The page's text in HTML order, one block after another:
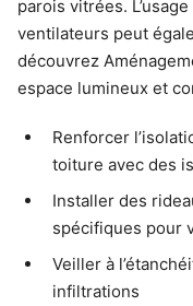
parois vitrées.
ventilateurs peut
découvrez
espace lumineux et
Renforcer
toiture avec des
Installer des
spécifiques pour
Veiller à
infiltrations